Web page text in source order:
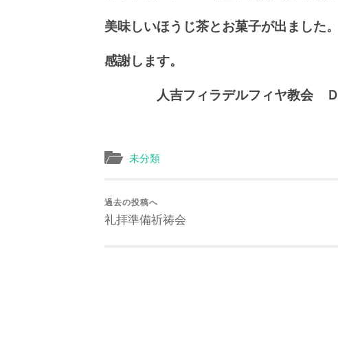
美味しいほうじ茶とお菓子が出ました。
感謝します。
人吉フィラデルフィヤ教会 Ｄ
未分類
過去の投稿へ
礼拝準備祈祷会